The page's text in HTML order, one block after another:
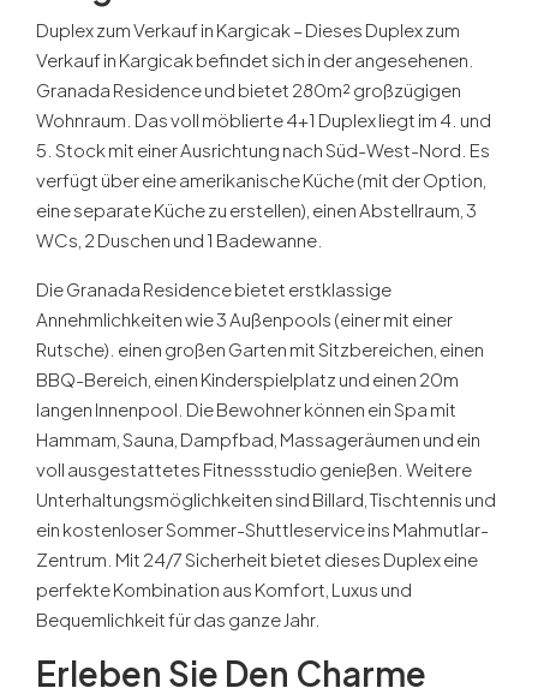
Duplex zum Verkauf in Kargicak – Dieses Duplex zum
Verkauf in Kargicak befindet sich in der angesehenen.
Granada Residence und bietet 280m² großzügigen
Wohnraum. Das voll möblierte 4+1 Duplex liegt im 4. und
5. Stock mit einer Ausrichtung nach Süd-West-Nord. Es
verfügt über eine amerikanische Küche (mit der Option,
eine separate Küche zu erstellen), einen Abstellraum, 3
WCs, 2 Duschen und 1 Badewanne.
Die Granada Residence bietet erstklassige
Annehmlichkeiten wie 3 Außenpools (einer mit einer
Rutsche). einen großen Garten mit Sitzbereichen, einen
BBQ-Bereich, einen Kinderspielplatz und einen 20m
langen Innenpool. Die Bewohner können ein Spa mit
Hammam, Sauna, Dampfbad, Massageräumen und ein
voll ausgestattetes Fitnessstudio genießen. Weitere
Unterhaltungsmöglichkeiten sind Billard, Tischtennis und
ein kostenloser Sommer-Shuttleservice ins Mahmutlar-
Zentrum. Mit 24/7 Sicherheit bietet dieses Duplex eine
perfekte Kombination aus Komfort, Luxus und
Bequemlichkeit für das ganze Jahr.
Erleben Sie Den Charme